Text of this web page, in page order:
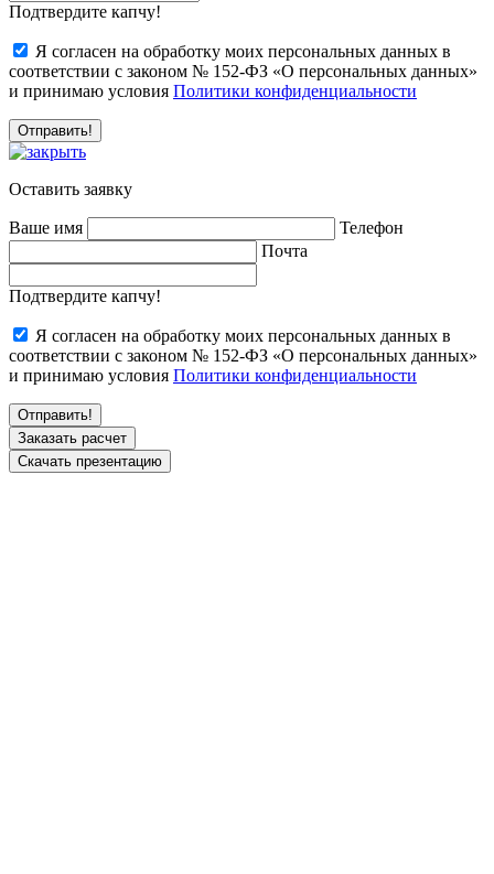
Подтвердите капчу!
Я согласен на обработку моих персональных данных в
соответствии с законом № 152-ФЗ «О персональных данных»
и принимаю условия Политики конфиденциальности
Оставить заявку
Ваше имя
Телефон
Почта
Подтвердите капчу!
Я согласен на обработку моих персональных данных в
соответствии с законом № 152-ФЗ «О персональных данных»
и принимаю условия Политики конфиденциальности
Заказать расчет
Скачать презентацию